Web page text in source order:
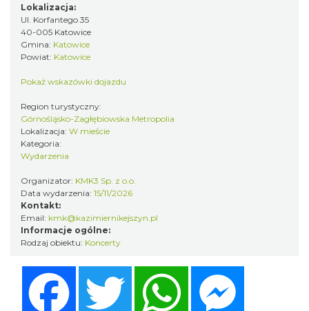
44. Rawa Blues Festival
Katowice
0.31 km
Henryk Miśkiewicz – 75 lat Mistrza i Goście
Katowice
Lokalizacja:
Ul. Korfantego 35
40-005 Katowice
Gmina: Katowice
Powiat: Katowice
Pokaż wskazówki dojazdu
Region turystyczny:
Górnośląsko-Zagłębiowska Metropolia
Lokalizacja: W mieście
Kategoria:
Wydarzenia
Organizator: KMK3 Sp. z o.o.
Data wydarzenia: 15/11/2026
Kontakt:
Email: kmk@kazimiernikejszyn.pl
Informacje ogólne:
Rodzaj obiektu: Koncerty
Twitter WhatsApp